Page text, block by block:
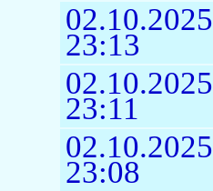
02.10.2025
23:13
02.10.2025
23:11
02.10.2025
23:08